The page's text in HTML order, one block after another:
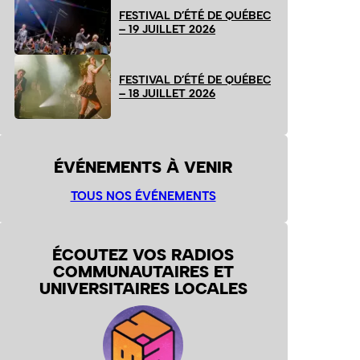
FESTIVAL D’ÉTÉ DE QUÉBEC
– 19 JUILLET 2026
FESTIVAL D’ÉTÉ DE QUÉBEC
– 18 JUILLET 2026
ÉVÉNEMENTS À VENIR
TOUS NOS ÉVÉNEMENTS
ÉCOUTEZ VOS RADIOS
COMMUNAUTAIRES ET
UNIVERSITAIRES LOCALES